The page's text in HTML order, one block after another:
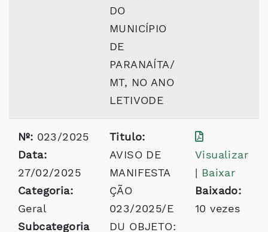
DO
MUNICÍPIO
DE
PARANAÍTA/
MT, NO ANO
LETIVODE
Nº: 023/2025
Data:
27/02/2025
Categoria:
Geral
Subcategoria
Titulo:
AVISO DE
MANIFESTA
ÇÃO
023/2025/E
DU OBJETO:
Visualizar
| Baixar
Baixado:
10 vezes